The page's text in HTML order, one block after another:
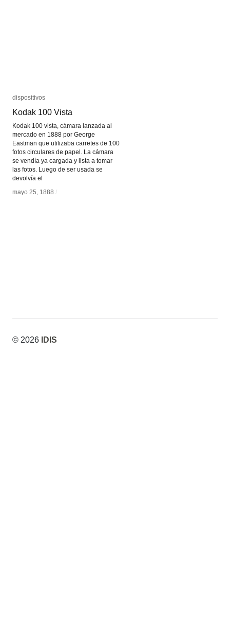
dispositivos
Kodak 100 Vista
Kodak 100 vista, cámara lanzada al
mercado en 1888 por George
Eastman que utilizaba carretes de 100
fotos circulares de papel. La cámara
se vendía ya cargada y lista a tomar
las fotos. Luego de ser usada se
devolvía el
mayo 25, 1888 /
dispositivos
Kodak 100 Vista
mayo 25, 1888 /
© 2026 IDIS